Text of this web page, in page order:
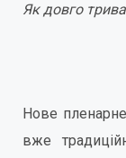
Як довго
Нове
вже